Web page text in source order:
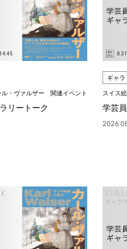
・ヴァルザー 関連イベント
リートーク
ギャラ
スイス
学芸